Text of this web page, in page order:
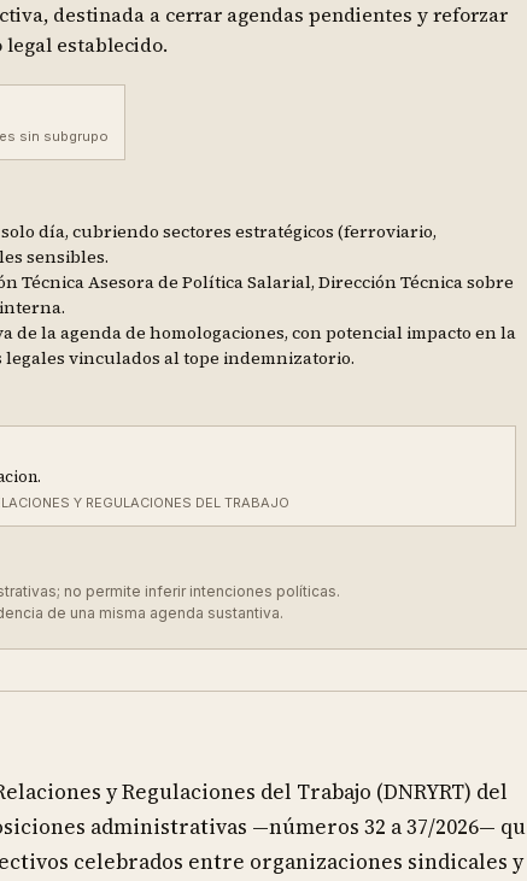
destinada a cerrar agendas pendientes y reforzar
establecido.
sin subgrupo
día, cubriendo sectores estratégicos (ferroviario,
sensibles.
Asesora de Política Salarial, Dirección Técnica sobre
la agenda de homologaciones, con potencial impacto en la
vinculados al tope indemnizatorio.
Y REGULACIONES DEL TRABAJO
no permite inferir intenciones políticas.
de una misma agenda sustantiva.
y Regulaciones del Trabajo (DNRYRT) del
administrativas —números 32 a 37/2026—
celebrados entre organizaciones sindicales y